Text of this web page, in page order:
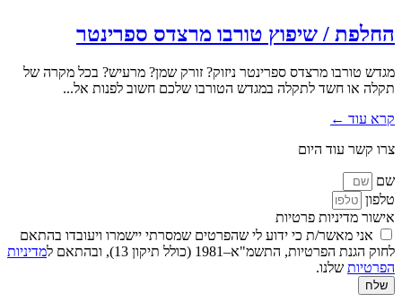
החלפת / שיפוץ טורבו מרצדס ספרינטר
מגדש טורבו מרצדס ספרינטר ניזוק? זורק שמן? מרעיש? בכל מקרה של
תקלה או חשד לתקלה במגדש הטורבו שלכם חשוב לפנות אל...
קרא עוד ←
צרו קשר עוד היום
שם
טלפון
אישור מדיניות פרטיות
אני מאשר/ת כי ידוע לי שהפרטים שמסרתי יישמרו ויעובדו בהתאם
לחוק הגנת הפרטיות, התשמ"א–1981 (כולל תיקון 13), ובהתאם ל
מדיניות
הפרטיות שלנו.
שלח